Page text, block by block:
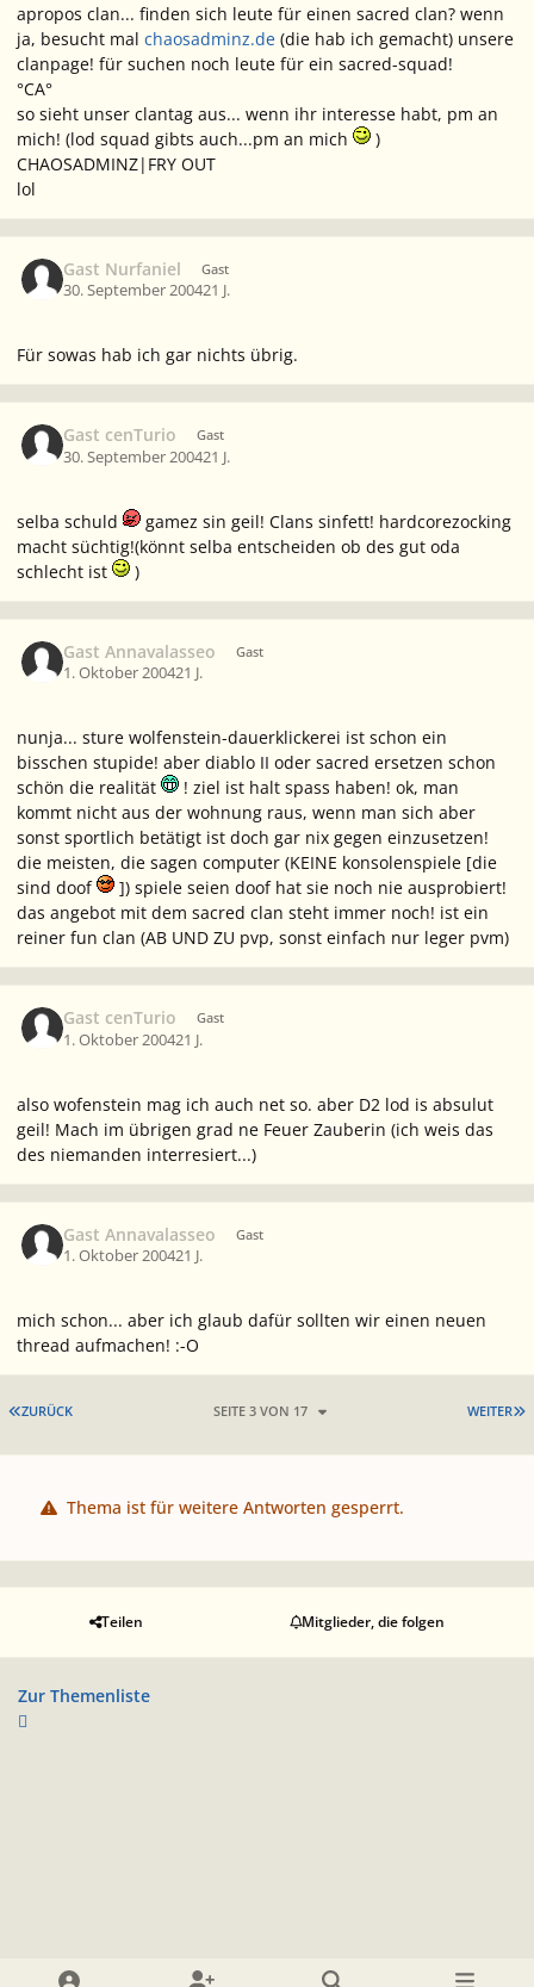
apropos clan... finden sich leute für einen sacred clan? wenn
ja, besucht mal chaosadminz.de (die hab ich gemacht) unsere
clanpage! für suchen noch leute für ein sacred-squad!
°CA°
so sieht unser clantag aus... wenn ihr interesse habt, pm an
mich! (lod squad gibts auch...pm an mich
)
CHAOSADMINZ|FRY OUT
lol
Gast Nurfaniel Gast
30. September 200421 J.
Für sowas hab ich gar nichts übrig.
Gast cenTurio Gast
30. September 200421 J.
selba schuld
gamez sin geil! Clans sinfett! hardcorezocking
macht süchtig!(könnt selba entscheiden ob des gut oda
schlecht ist
)
Gast Annavalasseo Gast
1. Oktober 200421 J.
nunja... sture wolfenstein-dauerklickerei ist schon ein
bisschen stupide! aber diablo II oder sacred ersetzen schon
schön die realität
! ziel ist halt spass haben! ok, man
kommt nicht aus der wohnung raus, wenn man sich aber
sonst sportlich betätigt ist doch gar nix gegen einzusetzen!
die meisten, die sagen computer (KEINE konsolenspiele [die
sind doof
]) spiele seien doof hat sie noch nie ausprobiert!
das angebot mit dem sacred clan steht immer noch! ist ein
reiner fun clan (AB UND ZU pvp, sonst einfach nur leger pvm)
Gast cenTurio Gast
1. Oktober 200421 J.
also wofenstein mag ich auch net so. aber D2 lod is absulut
geil! Mach im übrigen grad ne Feuer Zauberin (ich weis das
des niemanden interresiert...)
Gast Annavalasseo Gast
1. Oktober 200421 J.
mich schon... aber ich glaub dafür sollten wir einen neuen
thread aufmachen! :-O
ERSTE SEITE
ZURÜCK WEITER
SEITE 3 VON 17
Thema ist für weitere Antworten gesperrt.
Teilen Mitglieder, die folgen
Zur Themenliste